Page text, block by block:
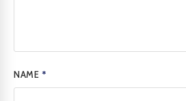
NAME *